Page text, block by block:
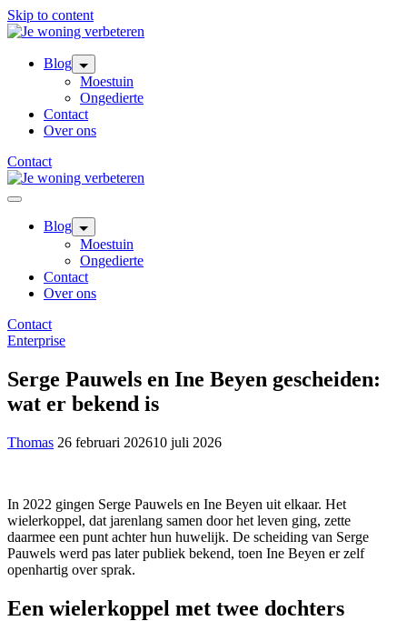
Skip to content
Blog
Moestuin
Ongedierte
Contact
Over ons
Contact
Blog
Moestuin
Ongedierte
Contact
Over ons
Contact
Enterprise
Serge Pauwels en Ine Beyen gescheiden:
wat er bekend is
Thomas 26 februari 202610 juli 2026
In 2022 gingen Serge Pauwels en Ine Beyen uit elkaar. Het
wielerkoppel, dat jarenlang samen door het leven ging, zette
daarmee een punt achter hun huwelijk. De scheiding van Serge
Pauwels werd pas later publiek bekend, toen Ine Beyen er zelf
openhartig over sprak.
Een wielerkoppel met twee dochters